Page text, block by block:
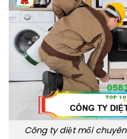
Công ty diệt mối